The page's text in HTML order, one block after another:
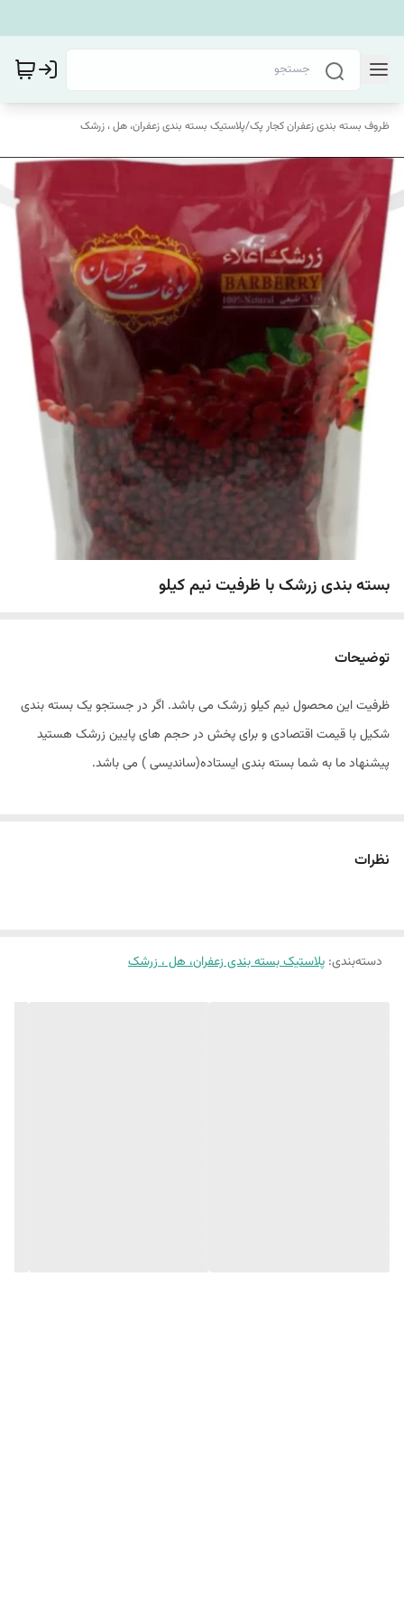
ظروف بسته بندی زعفران کجار پک/پلاستیک بسته بندی زعفران، هل ، زرشک
بسته بندی زرشک با ظرفیت نیم کیلو
توضیحات
ظرفیت این محصول نیم کیلو زرشک می باشد. اگر در جستجو یک بسته بندی
شکیل با قیمت اقتصادی و برای پخش در حجم های پایین زرشک هستید
پیشنهاد ما به شما بسته بندی ایستاده(ساندیسی ) می باشد.
نظرات
دسته‌بندی: پلاستیک بسته بندی زعفران، هل ، زرشک